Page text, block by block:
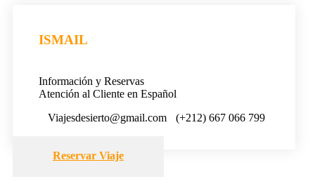
ISMAIL
Información y Reservas
Atención al Cliente en Español
Viajesdesierto@gmail.com
(+212) 667 066 799
Reservar Viaje